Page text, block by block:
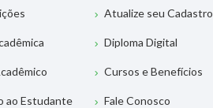
ao Estudante
Atualize seu Cadastro
Diploma Digital
Cursos e Benefícios
Fale Conosco